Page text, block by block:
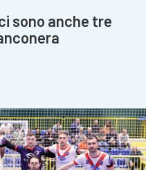
sono anche tre